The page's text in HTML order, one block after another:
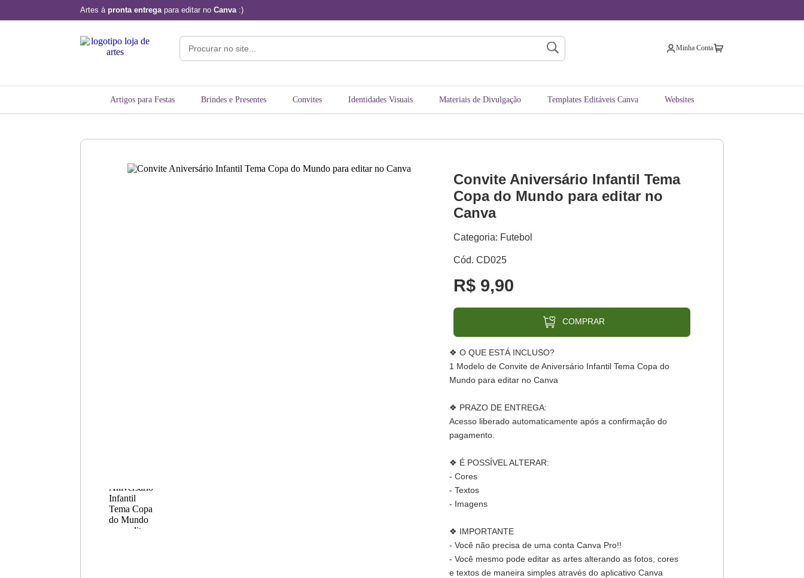
Artes à pronta entregapara editar noCanva:)
Minha Conta
Artigos para Festas Brindes e Presentes Convites Identidades Visuais Materiais de Divulgação Templates Editáveis Canva Websites
Convite Aniversário Infantil Tema
Copa do Mundo para editar no
Canva
Categoria: Futebol
Cód. CD025
R$ 9,90
COMPRAR
❖ O QUE ESTÁ INCLUSO?
1 Modelo de Convite de Aniversário Infantil Tema Copa do
Mundo para editar no Canva
❖ PRAZO DE ENTREGA:
Acesso liberado automaticamente após a confirmação do
pagamento.
❖ É POSSÍVEL ALTERAR:
- Cores
- Textos
- Imagens
❖ IMPORTANTE
- Você não precisa de uma conta Canva Pro!!
- Você mesmo pode editar as artes alterando as fotos, cores
e textos de maneira simples através do aplicativo Canva